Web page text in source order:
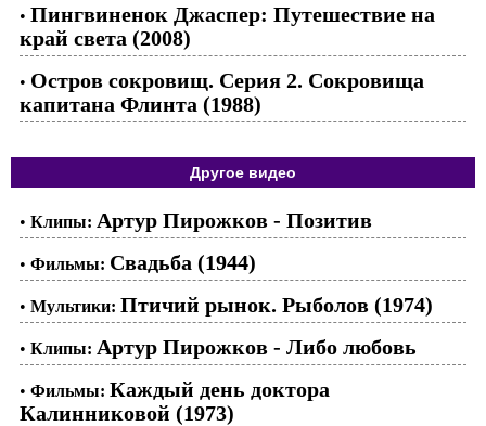
• Пингвиненок Джаспер: Путешествие на
край света (2008)
• Остров сокровищ. Серия 2. Сокровища
капитана Флинта (1988)
Другое видео
• Клипы: Артур Пирожков - Позитив
• Фильмы: Свадьба (1944)
• Мультики: Птичий рынок. Рыболов (1974)
• Клипы: Артур Пирожков - Либо любовь
• Фильмы: Каждый день доктора
Калинниковой (1973)